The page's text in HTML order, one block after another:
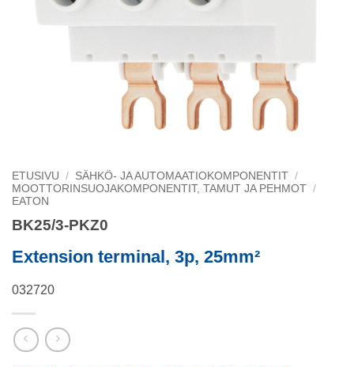
ETUSIVU / SÄHKÖ- JA AUTOMAATIOKOMPONENTIT /
MOOTTORINSUOJAKOMPONENTIT, TAMUT JA PEHMOT /
EATON
BK25/3-PKZ0
Extension terminal, 3p, 25mm²
032720